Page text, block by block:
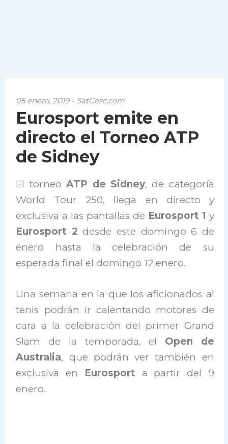
05 enero, 2019 - SatCesc.com
Eurosport emite en
directo el Torneo ATP
de Sidney
El torneoATP de Sidney, de categoría
World Tour 250, llega en directo y
exclusiva a las pantallas de Eurosport 1 y
Eurosport 2 desde este domingo 6 de
enero hasta la celebración de su
esperada final el domingo 12 enero.
Una semana en la que los aficionados al
tenis podrán ir calentando motores de
cara a la celebración del primer Grand
Slam de la temporada, el Open de
Australia, que podrán ver también en
exclusiva en Eurosport a partir del 9
enero.